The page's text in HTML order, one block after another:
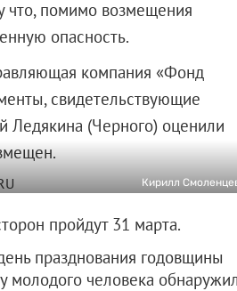
что, помимо возмещения
опасность.
компания «Фонд
свидетельствующие
Ледякина (Черного) оценили
Кирилл
сторон пройдут 31 марта.
празднования годовщины
молодого человека